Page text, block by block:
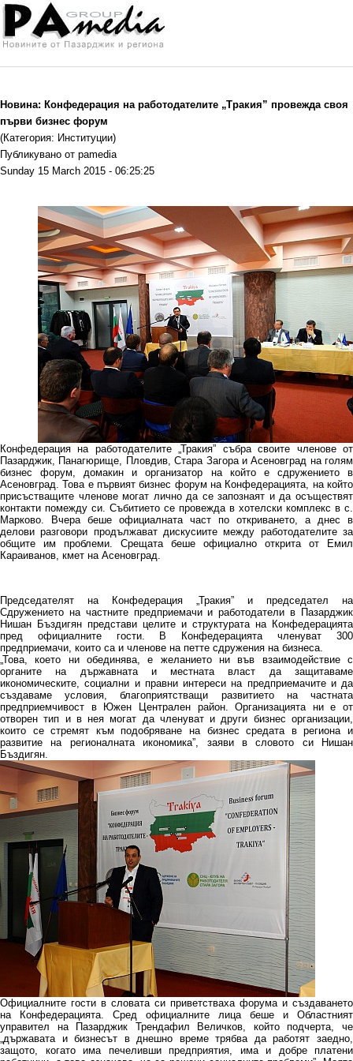
Новина: Конфедерация на работодателите „Тракия” провежда своя
първи бизнес форум
(Категория: Институции)
Публикувано от pamedia
Sunday 15 March 2015 - 06:25:25
Конфедерация на работодателите „Тракия” събра своите членове от
Пазарджик, Панагюрище, Пловдив, Стара Загора и Асеновград на голям
бизнес форум, домакин и организатор на който е сдружението в
Асеновград. Това е първият бизнес форум на Конфедерацията, на който
присъстващите членове могат лично да се запознаят и да осъществят
контакти помежду си. Събитието се провежда в хотелски комплекс в с.
Марково. Вчера беше официалната част по откриването, а днес в
делови разговори продължават дискусиите между работодателите за
общите им проблеми. Срещата беше официално открита от Емил
Караиванов, кмет на Асеновград.
Председателят на Конфедерация „Тракия” и председател на
Сдружението на частните предприемачи и работодатели в Пазарджик
Нишан Бъздигян представи целите и структурата на Конфедерацията
пред официалните гости. В Конфедерацията членуват 300
предприемачи, които са и членове на петте сдружения на бизнеса.
„Това, което ни обединява, е желанието ни във взаимодействие с
органите на държавната и местната власт да защитаваме
икономическите, социални и правни интереси на предприемачите и да
създаваме условия, благоприятстващи развитието на частната
предприемчивост в Южен Централен район. Организацията ни е от
отворен тип и в нея могат да членуват и други бизнес организации,
които се стремят към подобряване на бизнес средата в региона и
развитие на регионалната икономика”, заяви в словото си Нишан
Бъздигян.
Официалните гости в словата си приветстваха форума и създаването
на Конфедерацията. Сред официалните лица беше и Областният
управител на Пазарджик Трендафил Величков, който подчерта, че
„държавата и бизнесът в днешно време трябва да работят заедно,
защото, когато има печеливши предприятия, има и добре платени